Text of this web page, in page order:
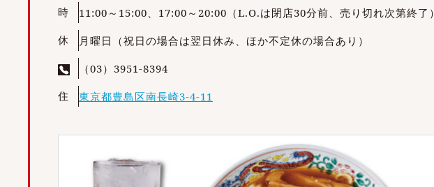
時
11:00～15:00、17:00～20:00（L.O.は閉店30分前、売り切れ次第終了）
休
月曜日（祝日の場合は翌日休み、ほか不定休の場合あり）
（03）3951-8394
住
東京都豊島区南長崎3-4-11